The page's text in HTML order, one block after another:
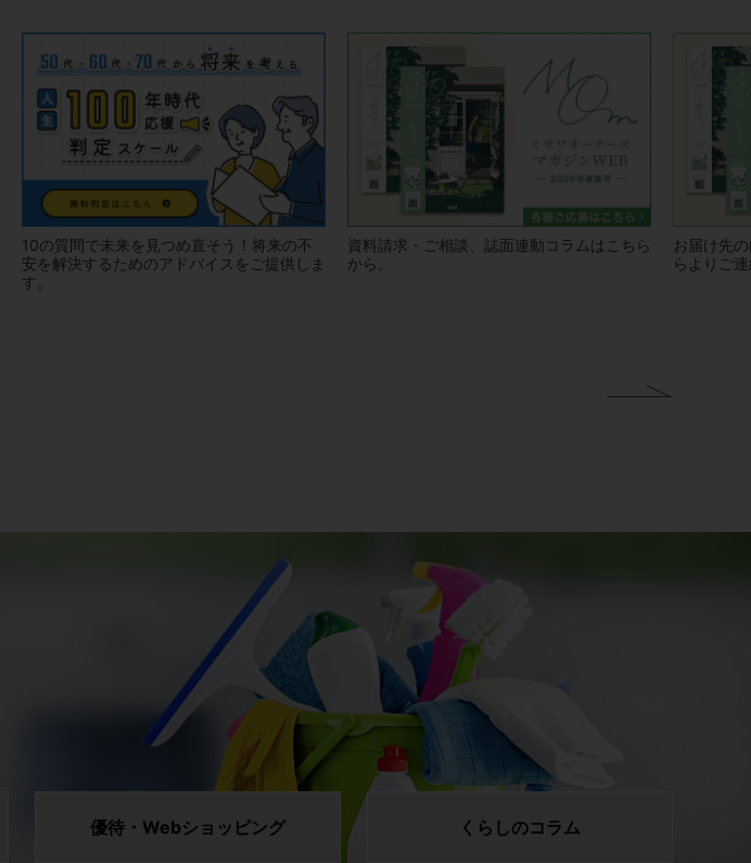
10の質問で未来を見つめ直そう！将来の不
安を解決するためのアドバイスをご提供しま
す。
資料請求・ご相談、誌面連動コラムはこちら
から。
お届け先
らよりご
優待・Webショッピング くらしのコラム